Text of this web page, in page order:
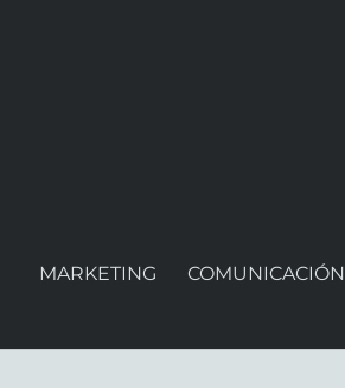
MARKETING COMUNICACIÓN